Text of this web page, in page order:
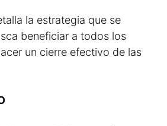
la estrategia que se
beneficiar a todos los
un cierre efectivo de las